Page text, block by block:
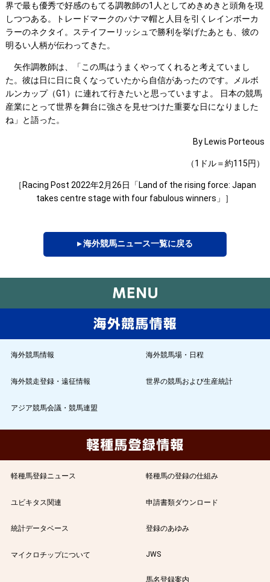
界で最も優秀で好感のもてる調教師の1人としてめきめきと頭角を現
しつつある。トレードマークのパナマ帽と人目を引くレインボーカ
ラーのネクタイ。ステイフーリッシュで勝利を挙げたあとも、彼の
明るい人柄が伝わってきた。
矢作調教師は、「この馬はうまくやってくれると考えていまし
た。彼は日に日に良くなっていたから自信があったのです。メルボ
ルンカップ（G1）に連れて行きたいと思っていますよ。 日本の競馬
産業にとって世界を舞台に強さを見せつけた重要な日になりました
ね」と語った。
By Lewis Porteous
（1ドル＝約115円）
［Racing Post 2022年2月26日「Land of the rising force: Japan
takes centre stage with four fabulous winners」］
▸ 海外競馬ニュース一覧に戻る
海外競馬情報 海外競馬場・日程
海外競走登録・遠征情報 世界の競馬および生産統計
アジア競馬会議・競馬連盟
軽種馬登録ニュース 軽種馬の登録の仕組み
ユビキタス関連 申請書類ダウンロード
統計データベース 登録のあゆみ
マイクロチップについて JWS
馬名登録案内